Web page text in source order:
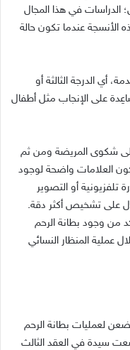
الدراسات في هذا المجال
الأنسجة عندما تكون حالة
أي الدرجة الثالثة أو
على الإنجاب مثل أطفال
شكوى المريضة ومن ثم
العلامات واضحة لوجود
تلفزيونية أو التصوير
على تشخيص أكثر دقة.
من وجود بطانة الرحم
عملية المنظار النسائي
لعمليات بطانة الرحم
سيدة في العقد الثالث